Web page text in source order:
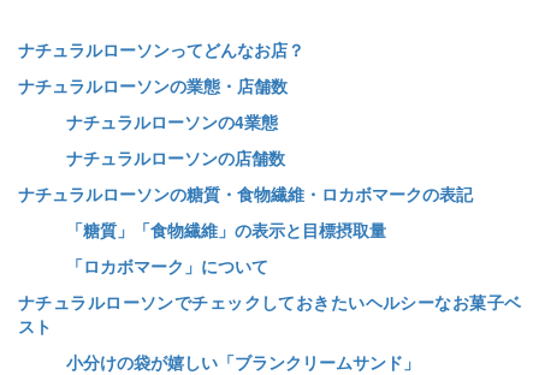
ナチュラルローソンってどんなお店？
ナチュラルローソンの業態・店舗数
ナチュラルローソンの4業態
ナチュラルローソンの店舗数
ナチュラルローソンの糖質・食物繊維・ロカボマークの表記
「糖質」「食物繊維」の表示と目標摂取量
「ロカボマーク」について
ナチュラルローソンでチェックしておきたいヘルシーなお菓子ベ
スト
小分けの袋が嬉しい「ブランクリームサンド」